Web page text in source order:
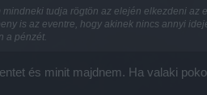
tudja rögtön az elején elkezdeni az
is az eventre, hogy akinek nincs annyi
a pénzét.
és minit majdnem. Ha valaki